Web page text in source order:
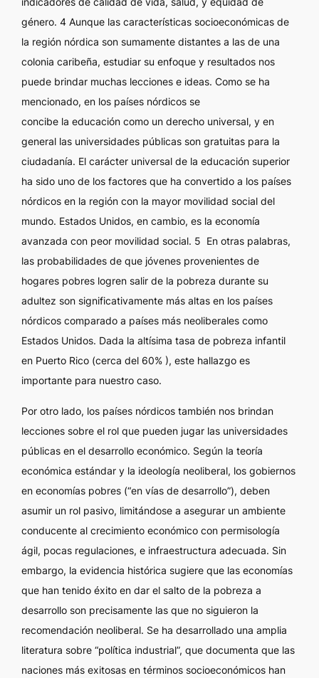
género. 4 Aunque las características socioeconómicas de
la región nórdica son sumamente distantes a las de una
colonia caribeña, estudiar su enfoque y resultados nos
puede brindar muchas lecciones e ideas. Como se ha
mencionado, en los países nórdicos se
concibe la educación como un derecho universal, y en
general las universidades públicas son gratuitas para la
ciudadanía. El carácter universal de la educación superior
ha sido uno de los factores que ha convertido a los países
nórdicos en la región con la mayor movilidad social del
mundo. Estados Unidos, en cambio, es la economía
avanzada con peor movilidad social. 5 En otras palabras,
las probabilidades de que jóvenes provenientes de
hogares pobres logren salir de la pobreza durante su
adultez son significativamente más altas en los países
nórdicos comparado a países más neoliberales como
Estados Unidos. Dada la altísima tasa de pobreza infantil
en Puerto Rico (cerca del 60% ), este hallazgo es
importante para nuestro caso.
Por otro lado, los países nórdicos también nos brindan
lecciones sobre el rol que pueden jugar las universidades
públicas en el desarrollo económico. Según la teoría
económica estándar y la ideología neoliberal, los gobiernos
en economías pobres (“en vías de desarrollo”), deben
asumir un rol pasivo, limitándose a asegurar un ambiente
conducente al crecimiento económico con permisología
ágil, pocas regulaciones, e infraestructura adecuada. Sin
embargo, la evidencia histórica sugiere que las economías
que han tenido éxito en dar el salto de la pobreza a
desarrollo son precisamente las que no siguieron la
recomendación neoliberal. Se ha desarrollado una amplia
literatura sobre “política industrial”, que documenta que las
naciones más exitosas en términos socioeconómicos han